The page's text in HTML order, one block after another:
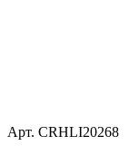
Арт. CRHLI20268